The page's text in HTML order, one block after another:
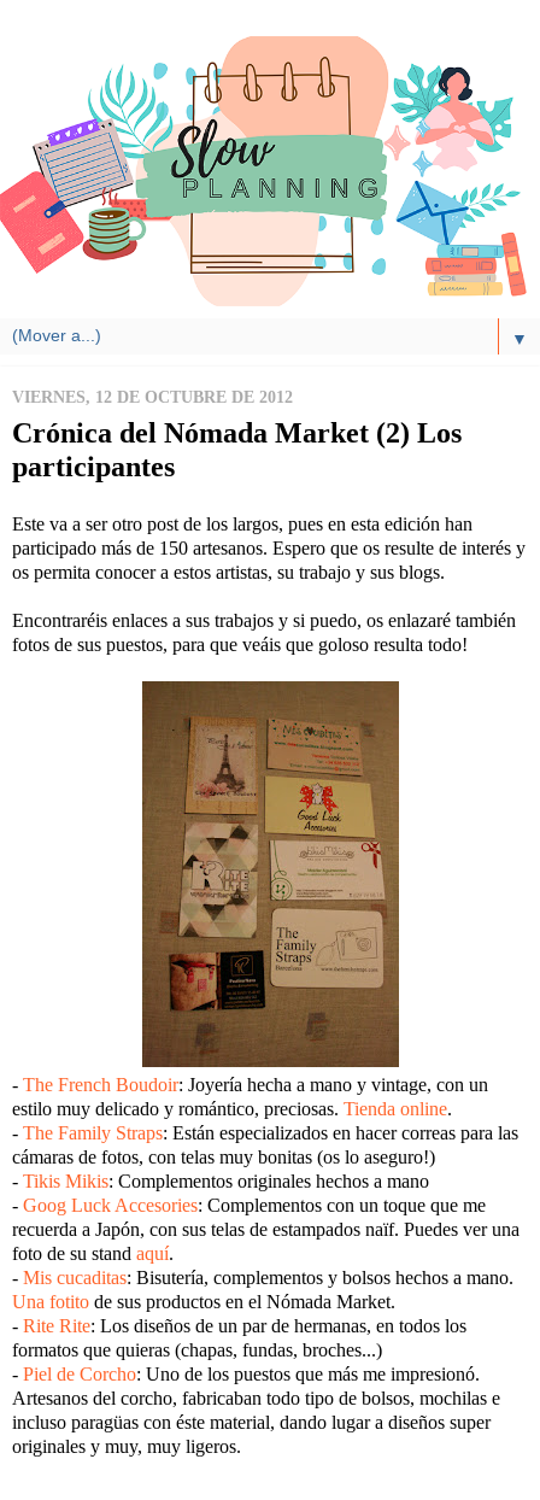
▼
VIERNES, 12 DE OCTUBRE DE 2012
Crónica del Nómada Market (2) Los
participantes
Este va a ser otro post de los largos, pues en esta edición han
participado más de 150 artesanos. Espero que os resulte de interés y
os permita conocer a estos artistas, su trabajo y sus blogs.
Encontraréis enlaces a sus trabajos y si puedo, os enlazaré también
fotos de sus puestos, para que veáis que goloso resulta todo!
- The French Boudoir: Joyería hecha a mano y vintage, con un
estilo muy delicado y romántico, preciosas. Tienda online.
- The Family Straps: Están especializados en hacer correas para las
cámaras de fotos, con telas muy bonitas (os lo aseguro!)
- Tikis Mikis: Complementos originales hechos a mano
- Goog Luck Accesories: Complementos con un toque que me
recuerda a Japón, con sus telas de estampados naïf. Puedes ver una
foto de su stand aquí.
- Mis cucaditas: Bisutería, complementos y bolsos hechos a mano.
Una fotito de sus productos en el Nómada Market.
- Rite Rite: Los diseños de un par de hermanas, en todos los
formatos que quieras (chapas, fundas, broches...)
- Piel de Corcho: Uno de los puestos que más me impresionó.
Artesanos del corcho, fabricaban todo tipo de bolsos, mochilas e
incluso paragüas con éste material, dando lugar a diseños super
originales y muy, muy ligeros.